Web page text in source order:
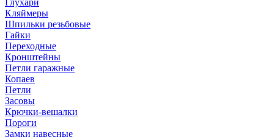
Глухари
Кляймеры
Шпильки резьбовые
Гайки
Переходные
Кронштейны
Петли гаражные
Копаев
Петли
Засовы
Крючки-вешалки
Пороги
Замки навесные